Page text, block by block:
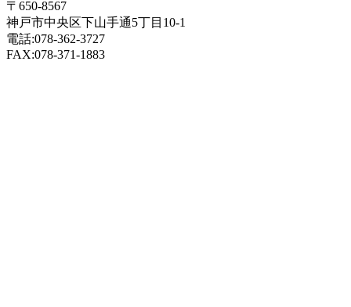
〒650-8567
神戸市中央区下山手通5丁目10-1
電話:078-362-3727
FAX:078-371-1883